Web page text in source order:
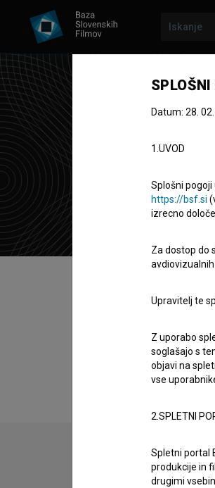
Nika Arzenšek je
smeri spominov (2024),
Datum: 28.
1.UVOD
Splošni
https://bsf.si
izrecno
Za dostop do
Upravitelj te
Z uporabo
soglašajo s
objavi na
vse
2.SPLETNI
Spletni portal
produkcije in
drugimi